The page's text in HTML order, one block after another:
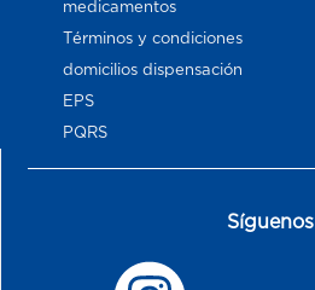
medicamentos
Términos y condiciones
domicilios dispensación
EPS
PQRS
Síguenos